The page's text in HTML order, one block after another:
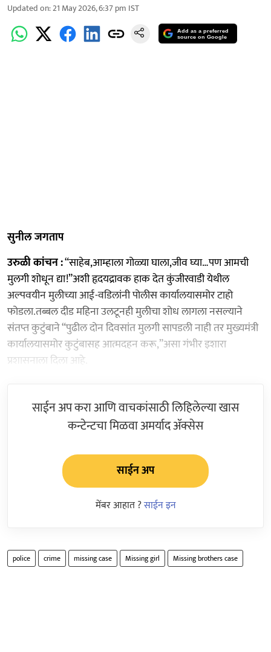
Updated on:21 May 2026, 6:37 pm IST
Add as a preferred
source on Google
सुनील जगताप
उरुळी कांचन :“साहेब,आम्हाला गोळ्या घाला,जीव घ्या…पण आमची
मुलगी शोधून द्या!”अशी हृदयद्रावक हाक देत कुंजीरवाडी येथील
अल्पवयीन मुलीच्या आई-वडिलांनी पोलीस कार्यालयासमोर टाहो
फोडला.तब्बल दीड महिना उलटूनही मुलीचा शोध लागला नसल्याने
संतप्त कुटुंबाने “पुढील दोन दिवसांत मुलगी सापडली नाही तर मुख्यमंत्री
कार्यालयासमोर कुटुंबासह आत्मदहन करू,”असा गंभीर इशारा
प्रशासनाला दिला आहे.
साईन अप करा आणि वाचकांसाठी लिहिलेल्या खास
कन्टेन्टचा मिळवा अमर्याद ॲक्सेस
साईन अप
मेंबर आहात ?साईन इन
police crime missing case Missing girl Missing brothers case